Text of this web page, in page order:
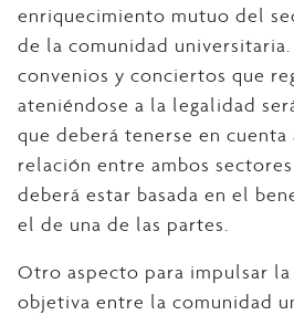
enriquecimiento mutuo del
de la comunidad universitaria.
convenios y conciertos que
ateniéndose a la legalidad
que deberá tenerse en
relación entre ambos
deberá estar basada en el
el de una de las partes.
Otro aspecto para impulsar
objetiva entre la comunidad